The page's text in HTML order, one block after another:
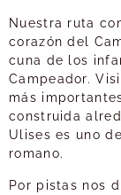
Nuestra ruta
corazón del
cuna de los
Campeador.
más
construida
Ulises es uno
romano.
Por pistas nos